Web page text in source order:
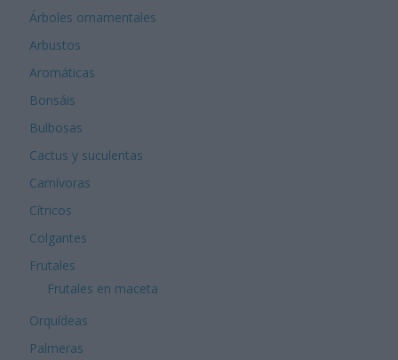
Árboles ornamentales
Arbustos
Aromáticas
Bonsáis
Bulbosas
Cactus y suculentas
Carnívoras
Cítricos
Colgantes
Frutales
Frutales en maceta
Orquídeas
Palmeras